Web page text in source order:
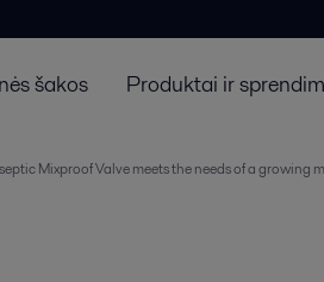
šakos Produktai ir
Mixproof Valve meets the needs of a growing